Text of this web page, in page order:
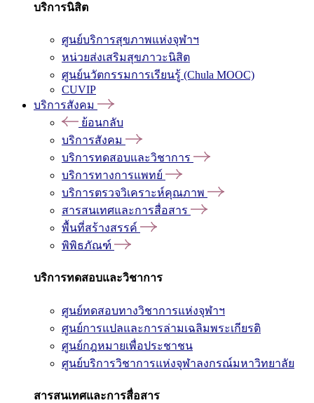
บริการนิสิต
ศูนย์บริการสุขภาพแห่งจุฬาฯ
หน่วยส่งเสริมสุขภาวะนิสิต
ศูนย์นวัตกรรมการเรียนรู้ (Chula MOOC)
CUVIP
บริการสังคม
ย้อนกลับ
บริการสังคม
บริการทดสอบและวิชาการ
บริการทางการแพทย์
บริการตรวจวิเคราะห์คุณภาพ
สารสนเทศและการสื่อสาร
พื้นที่สร้างสรรค์
พิพิธภัณฑ์
บริการทดสอบและวิชาการ
ศูนย์ทดสอบทางวิชาการแห่งจุฬาฯ
ศูนย์การแปลและการล่ามเฉลิมพระเกียรติ
ศูนย์กฎหมายเพื่อประชาชน
ศูนย์บริการวิชาการแห่งจุฬาลงกรณ์มหาวิทยาลัย
สารสนเทศและการสื่อสาร